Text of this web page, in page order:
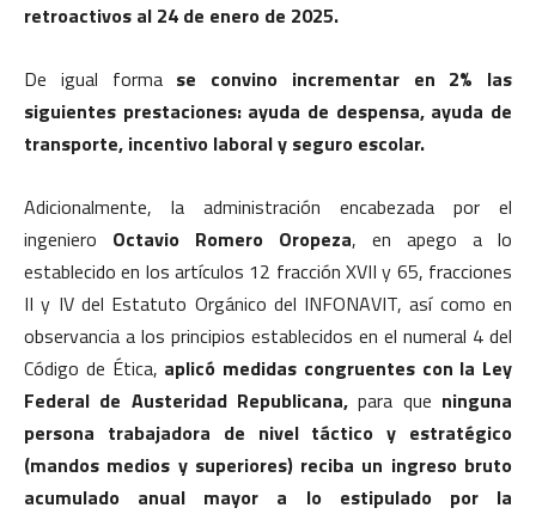
retroactivos al 24 de enero de 2025.
De igual forma se convino incrementar en 2% las
siguientes prestaciones: ayuda de despensa, ayuda de
transporte, incentivo laboral y seguro escolar.
Adicionalmente, la administración encabezada por el
ingeniero Octavio Romero Oropeza, en apego a lo
establecido en los artículos 12 fracción XVII y 65, fracciones
II y IV del Estatuto Orgánico del INFONAVIT, así como en
observancia a los principios establecidos en el numeral 4 del
Código de Ética, aplicó medidas congruentes con la Ley
Federal de Austeridad Republicana, para que ninguna
persona trabajadora de nivel táctico y estratégico
(mandos medios y superiores) reciba un ingreso bruto
acumulado anual mayor a lo estipulado por la